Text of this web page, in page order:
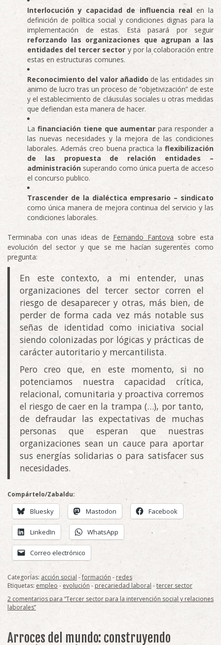
Interlocución y capacidad de influencia realen la
definición de política social y condiciones dignas para la
implementación de estas. Esta pasará por seguir
reforzando las organizaciones que agrupan a las
entidades del tercer sector y por la colaboración entre
estas en estructuras comunes.
Reconocimiento del valor añadido de las entidades sin
animo de lucro tras un proceso de “objetivización” de este
y el establecimiento de cláusulas sociales u otras medidas
que defiendan esta manera de hacer.
La financiación tiene que aumentar para responder a
las nuevas necesidades y la mejora de las condiciones
laborales. Además creo buena practica la flexibilización
de las propuesta de relación entidades –
administración superando como única puerta de acceso
el concurso publico.
Trascender de la dialéctica empresario – sindicato
como única manera de mejora continua del servicio y las
condiciones laborales.
Terminaba con unas ideas de Fernando Fantova sobre esta
evolución del sector y que se me hacían sugerentes como
pregunta:
En este contexto, a mi entender, unas
organizaciones del tercer sector corren el
riesgo de desaparecer y otras, más bien, de
perder de forma cada vez más notable sus
señas de identidad como iniciativa social
siendo colonizadas por lógicas y prácticas de
carácter autoritario y mercantilista.
Pero creo que, en este momento, si no
potenciamos nuestra capacidad crítica,
relacional, comunitaria y proactiva corremos
el riesgo de caer en la trampa (…), por tanto,
de defraudar las expectativas de muchas
personas que esperan que nuestras
organizaciones sean un cauce para aportar
sus energías solidarias o para satisfacer sus
necesidades.
Compártelo/Zabaldu:
Bluesky Mastodon Facebook
LinkedIn WhatsApp
Correo electrónico
Categorías: acción social -formación - redes
Etiquetas: empleo - evolución - precariedad laboral -tercer sector
2 comentarios para “Tercer sector para la intervención social y relaciones
laborales”
Arroces del mundo: construyendo